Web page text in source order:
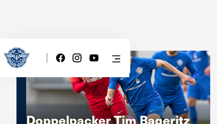
Doppelpacker Tim Bageritz